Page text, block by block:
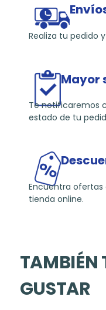
Realiza tu pedido
Mayor
Te notificaremos
estado de tu
Encuentra ofertas
tienda online.
TAMBIÉN
GUSTAR